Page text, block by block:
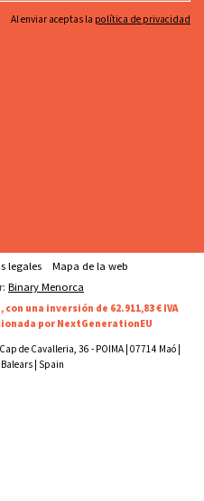
Al enviar aceptas la política de privacidad
legales
Mapa de la web
Binary Menorca
una inversión de 62.911,83 € IVA
por NextGenerationEU
de Cavalleria, 36 - POIMA | 07714 Maó |
| Spain